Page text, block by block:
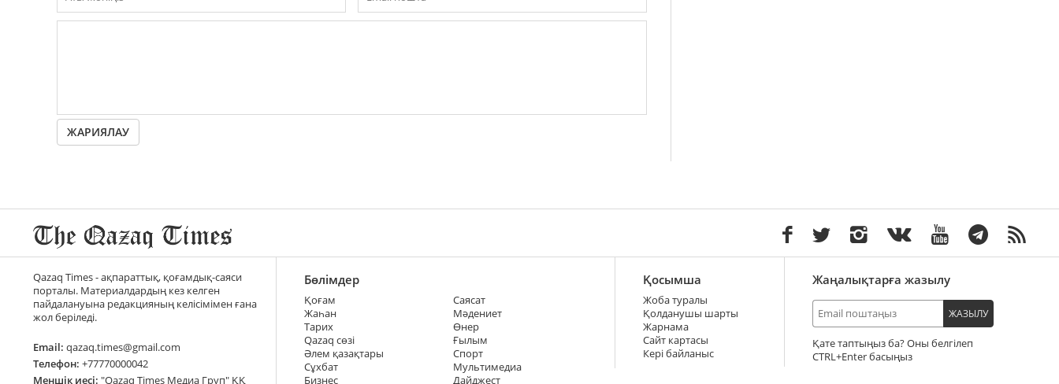
ЖАРИЯЛАУ
Qazaq Times - ақпараттық, қоғамдық-саяси
порталы. Материалдардың кез келген
пайдалануына редакцияның келісімімен ғана
жол беріледі.
Email: qazaq.times@gmail.com
Телефон: +77770000042
Меншік иесі: "Qazaq Times Медиа Груп" ҚҚ
Бөлімдер
Қоғам
Жаһан
Тарих
Qazaq сөзі
Әлем қазақтары
Сұхбат
Бизнес
Саясат
Мәдениет
Өнер
Ғылым
Спорт
Мультимедиа
Дайджест
Қосымша
Жоба туралы
Қолданушы шарты
Жарнама
Сайт картасы
Кері байланыс
Жаңалықтарға жазылу
ЖАЗЫЛУ
Қате таптыңыз ба? Оны белгілеп
+Enter басыңыз